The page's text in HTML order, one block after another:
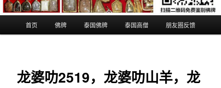
首页 佛牌 泰国佛牌 泰国高僧 朋友圈反馈
龙婆叻2519，龙婆叻山羊，龙